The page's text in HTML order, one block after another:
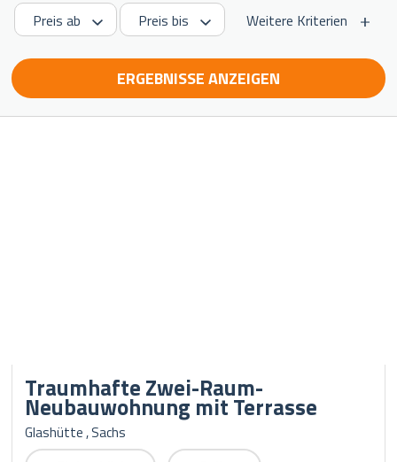
Weitere Kriterien
ERGEBNISSE ANZEIGEN
Traumhafte Zwei-Raum-
Neubauwohnung mit Terrasse
Glashütte , Sachs